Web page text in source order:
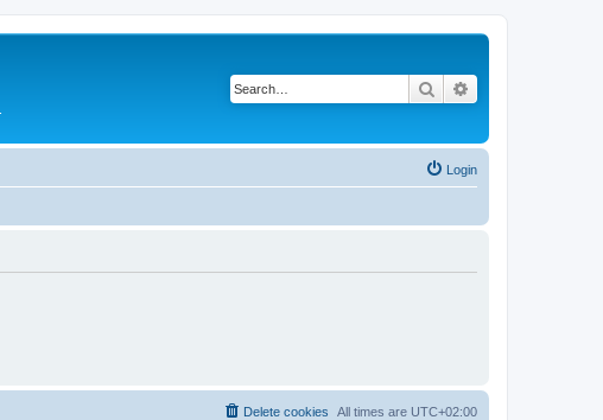
Search
Login
All times are UTC+02:00
Delete cookies